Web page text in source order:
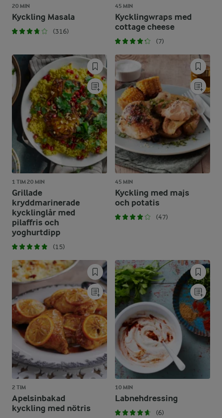
20 MIN
Kyckling Masala
(316)
45 MIN
Kycklingwraps med
cottage cheese
(7)
1 TIM 20 MIN
Grillade
kryddmarinerade
kycklinglår med
pilaffris och
yoghurtdipp
(15)
45 MIN
Kyckling med majs
och potatis
(47)
2 TIM
Apelsinbakad
kyckling med nötris
10 MIN
Labnehdressing
(6)